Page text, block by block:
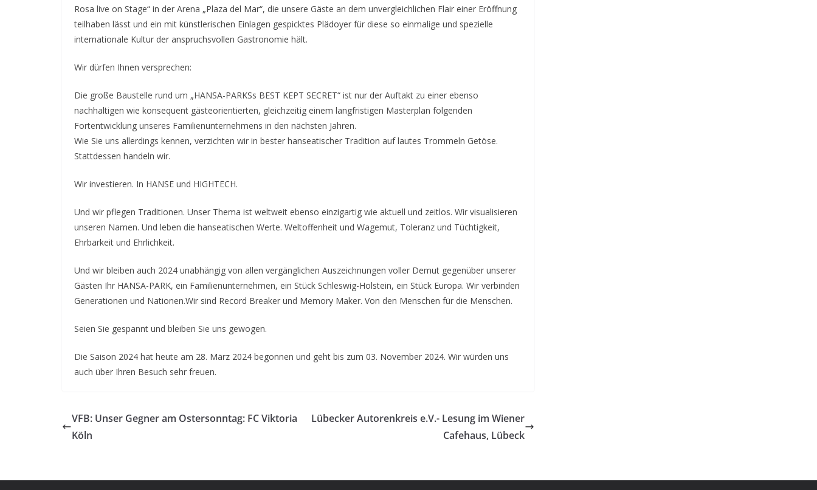
Rosa live on Stage“ in der Arena „Plaza del Mar“, die unsere Gäste an dem unvergleichlichen Flair einer Eröffnung
teilhaben lässt und ein mit künstlerischen Einlagen gespicktes Plädoyer für diese so einmalige und spezielle
internationale Kultur der anspruchsvollen Gastronomie hält.
Wir dürfen Ihnen versprechen:
Die große Baustelle rund um „HANSA-PARKSs BEST KEPT SECRET“ ist nur der Auftakt zu einer ebenso
nachhaltigen wie konsequent gästeorientierten, gleichzeitig einem langfristigen Masterplan folgenden
Fortentwicklung unseres Familienunternehmens in den nächsten Jahren.
Wie Sie uns allerdings kennen, verzichten wir in bester hanseatischer Tradition auf lautes Trommeln Getöse.
Stattdessen handeln wir.
Wir investieren. In HANSE und HIGHTECH.
Und wir pflegen Traditionen. Unser Thema ist weltweit ebenso einzigartig wie aktuell und zeitlos. Wir visualisieren
unseren Namen. Und leben die hanseatischen Werte. Weltoffenheit und Wagemut, Toleranz und Tüchtigkeit,
Ehrbarkeit und Ehrlichkeit.
Und wir bleiben auch 2024 unabhängig von allen vergänglichen Auszeichnungen voller Demut gegenüber unserer
Gästen Ihr HANSA-PARK, ein Familienunternehmen, ein Stück Schleswig-Holstein, ein Stück Europa. Wir verbinden
Generationen und Nationen.Wir sind Record Breaker und Memory Maker. Von den Menschen für die Menschen.
Seien Sie gespannt und bleiben Sie uns gewogen.
Die Saison 2024 hat heute am 28. März 2024 begonnen und geht bis zum 03. November 2024. Wir würden uns
auch über Ihren Besuch sehr freuen.
VFB: Unser Gegner am Ostersonntag: FC Viktoria
Köln
Lübecker Autorenkreis e.V.- Lesung im Wiener
Cafehaus, Lübeck